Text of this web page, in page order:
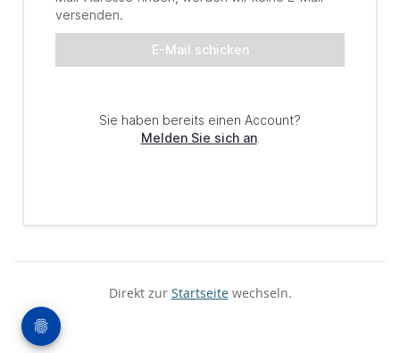
Direkt zur Startseitewechseln.